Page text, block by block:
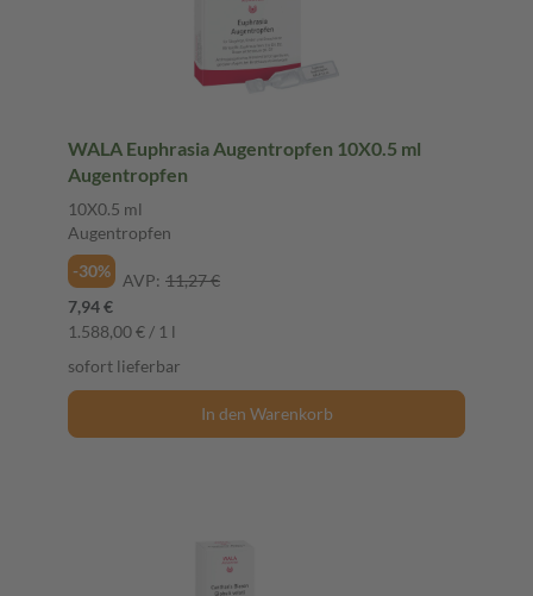
WALA Euphrasia Augentropfen 10X0.5 ml
Augentropfen
10X0.5 ml
Augentropfen
-30%
AVP: 11,27 €
7,94 €
1.588,00 € / 1 l
sofort lieferbar
In den Warenkorb